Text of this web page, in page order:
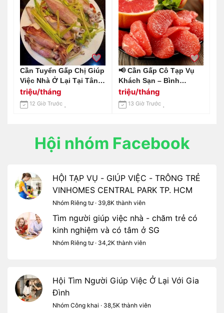
Cần Tuyển Gấp Chị Giúp
Việc Nhà Ở Lại Tại Tân
Bình Lương 10-12 Triệu /
Tháng
triệu/tháng
12 Giờ Trước
📢 Cần Gấp Cô Tạp Vụ
Khách Sạn – Bình
Chánh, Long An 📢 Gọi
Em 0966529171
triệu/tháng
13 Giờ Trước
Hội nhóm Facebook
HỘI TẠP VỤ - GIÚP VIỆC - TRÔNG TRẺ
VINHOMES CENTRAL PARK TP. HCM
Nhóm Riêng tư · 39,8K thành viên
Tìm người giúp việc nhà - chăm trẻ có
kinh nghiệm và có tâm ở SG
Nhóm Riêng tư · 34,2K thành viên
Hội Tìm Người Giúp Việc Ở Lại Với Gia
Đình
Nhóm Công khai · 38,5K thành viên